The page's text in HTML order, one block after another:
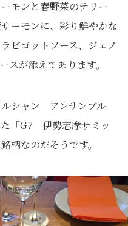
モンと春野菜のテリー
ーモンに、彩り鮮やかな
ビゴットソース、ジェノ
スが添えてあります。
ルシャン アンサンブル
「G7 伊勢志摩サミッ
柄なのだそうです。